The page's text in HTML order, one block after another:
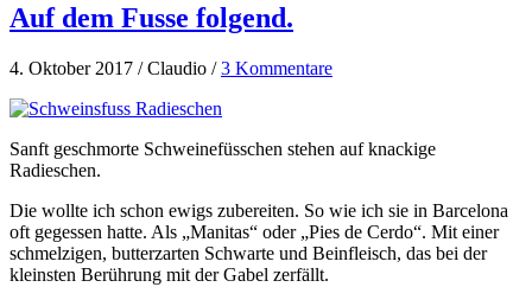
Auf dem Fusse folgend.
4. Oktober 2017 / Claudio /3 Kommentare
Sanft geschmorte Schweinefüsschen stehen auf knackige
Radieschen.
Die wollte ich schon ewigs zubereiten. So wie ich sie in Barcelona
oft gegessen hatte. Als „Manitas“ oder „Pies de Cerdo“. Mit einer
schmelzigen, butterzarten Schwarte und Beinfleisch, das bei der
kleinsten Berührung mit der Gabel zerfällt.